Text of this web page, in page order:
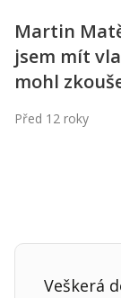
Martin
jsem mít
mohl
Před 12 roky
Veškerá